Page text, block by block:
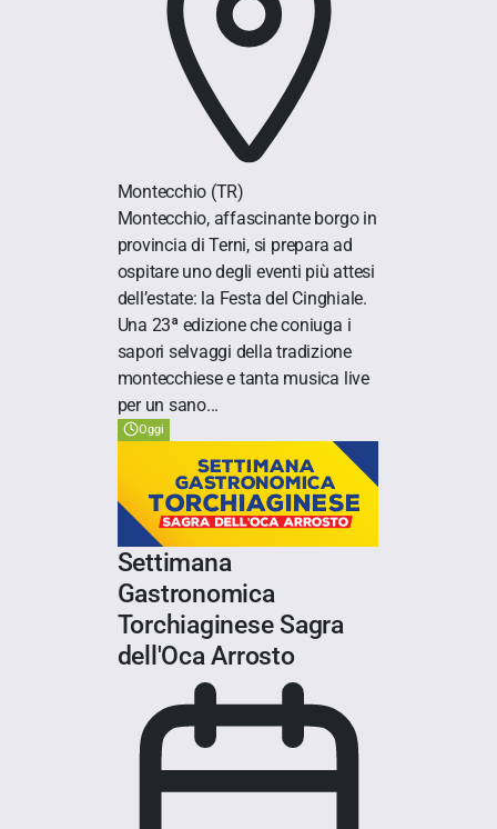
Montecchio (TR)
Montecchio, affascinante borgo in
provincia di Terni, si prepara ad
ospitare uno degli eventi più attesi
dell’estate: la Festa del Cinghiale.
Una 23ª edizione che coniuga i
sapori selvaggi della tradizione
montecchiese e tanta musica live
per un sano...
Oggi
Settimana
Gastronomica
Torchiaginese Sagra
dell'Oca Arrosto